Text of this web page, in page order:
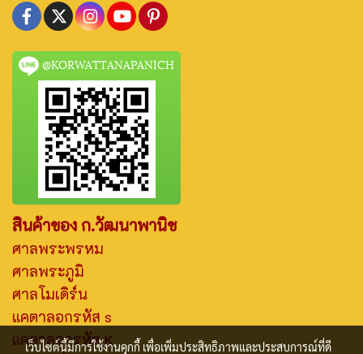
@KORWATTANAPANICH
สินค้าของ ก.วัฒนาพานิช
ศาลพระพรหม
ศาลพระภูมิ
ศาลโมเดิร์น
แคตาลอกรหัส s
แคตาลอกรหัส K
เว็บไซต์นี้มีการใช้งานคุกกี้ เพื่อเพิ่มประสิทธิภาพและประสบการณ์ที่ดี